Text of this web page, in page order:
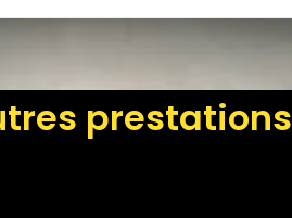
prestations